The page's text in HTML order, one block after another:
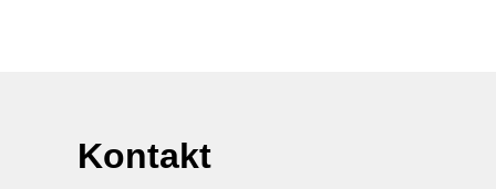
Kontakt